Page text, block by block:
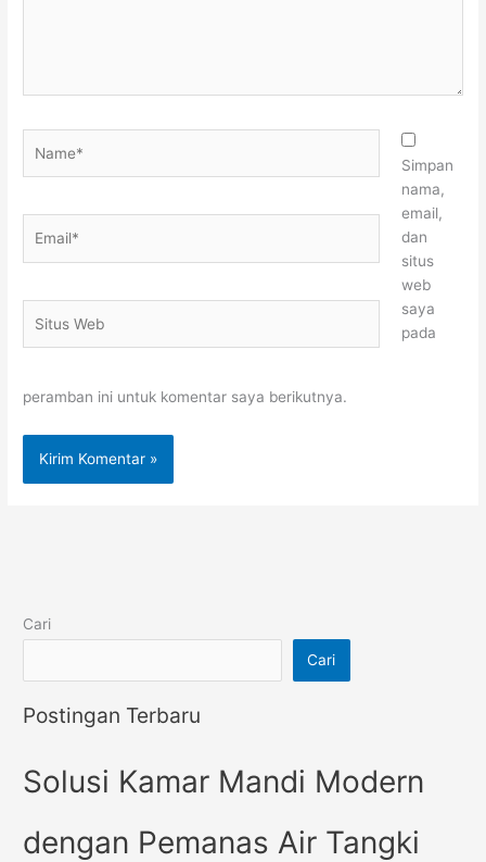
Web
Simpan
nama,
email,
dan
situs
web
saya
pada
peramban ini untuk komentar saya berikutnya.
Cari
Cari
Postingan Terbaru
Solusi Kamar Mandi Modern
dengan Pemanas Air Tangki